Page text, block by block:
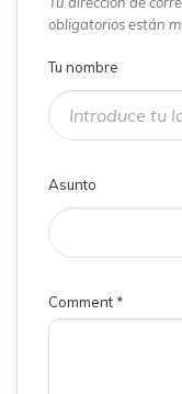
obligatorios están
Tu nombre
Asunto
Comment *